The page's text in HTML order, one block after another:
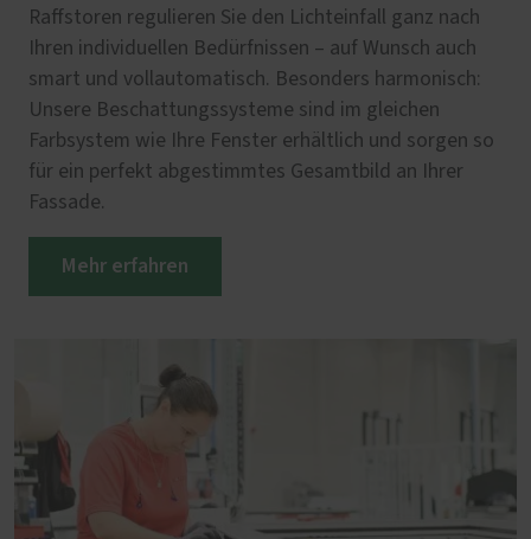
Raffstoren regulieren Sie den Lichteinfall ganz nach
Ihren individuellen Bedürfnissen – auf Wunsch auch
smart und vollautomatisch. Besonders harmonisch:
Unsere Beschattungssysteme sind im gleichen
Farbsystem wie Ihre Fenster erhältlich und sorgen so
für ein perfekt abgestimmtes Gesamtbild an Ihrer
Fassade.
Mehr erfahren